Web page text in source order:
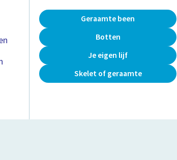
Geraamte been
Botten
Je eigen lijf
Skelet of geraamte